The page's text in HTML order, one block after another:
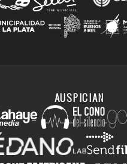
AUSPICIAN